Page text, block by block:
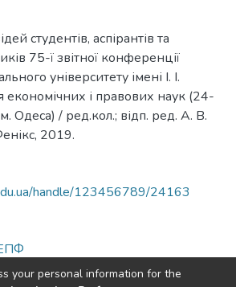
студентів, аспірантів та
75-ї звітної конференції
університету імені І. І.
економічних і правових наук (24-
Одеса) / ред.кол.; відп. ред. А. В.
2019.
handle/123456789/24163
ЕПФ
your personal information for the